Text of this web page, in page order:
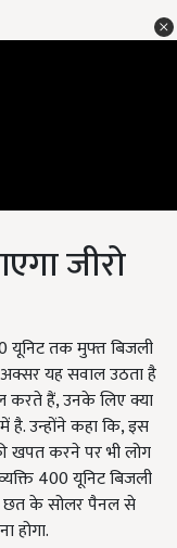
जीरो
यूनिट तक मुफ्त बिजली
यह सवाल उठता है
करते हैं, उनके लिए क्या
है. उन्होंने कहा कि, इस
खपत करने पर भी लोग
400 यूनिट बिजली
छत के सोलर पैनल से
होगा.